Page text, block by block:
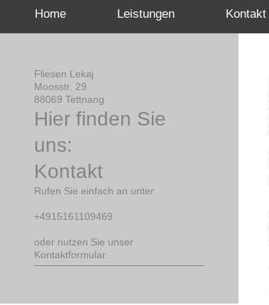
Home Leistungen Kontakt
Fliesen Lekaj
Moosstr. 29
88069 Tettnang
Hier finden Sie
uns:
Kontakt
Rufen Sie einfach an unter
+4915161109469
oder nutzen Sie unser
Kontaktformular.